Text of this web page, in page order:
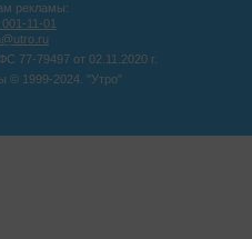
рекламы:
11-01
77-79497 от 02.11.2020 г.
© 1999-2024. "Утро"